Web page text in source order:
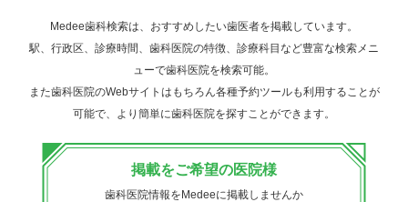
Medee歯科検索は、おすすめしたい歯医者を掲載しています。
駅、行政区、診療時間、歯科医院の特徴、診療科目など豊富な検索メニ
ューで歯科医院を検索可能。
また歯科医院のWebサイトはもちろん各種予約ツールも利用することが
可能で、より簡単に歯科医院を探すことができます。
掲載をご希望の医院様
歯科医院情報をMedeeに掲載しませんか